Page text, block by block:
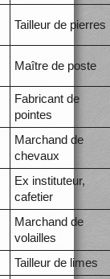
Tailleur de pierres
Maître de poste
Fabricant de
pointes
Marchand de
chevaux
Ex instituteur,
cafetier
Marchand de
volailles
Tailleur de limes